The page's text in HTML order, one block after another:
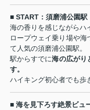
■ START：須磨浦公園駅
海の香りを感じながらハ
ロープウェイ乗り場や
て人気の須磨浦公園駅。
駅からすでに海の広がり
す。
ハイキング初心者でも歩
■ 海を見下ろす絶景ビュ